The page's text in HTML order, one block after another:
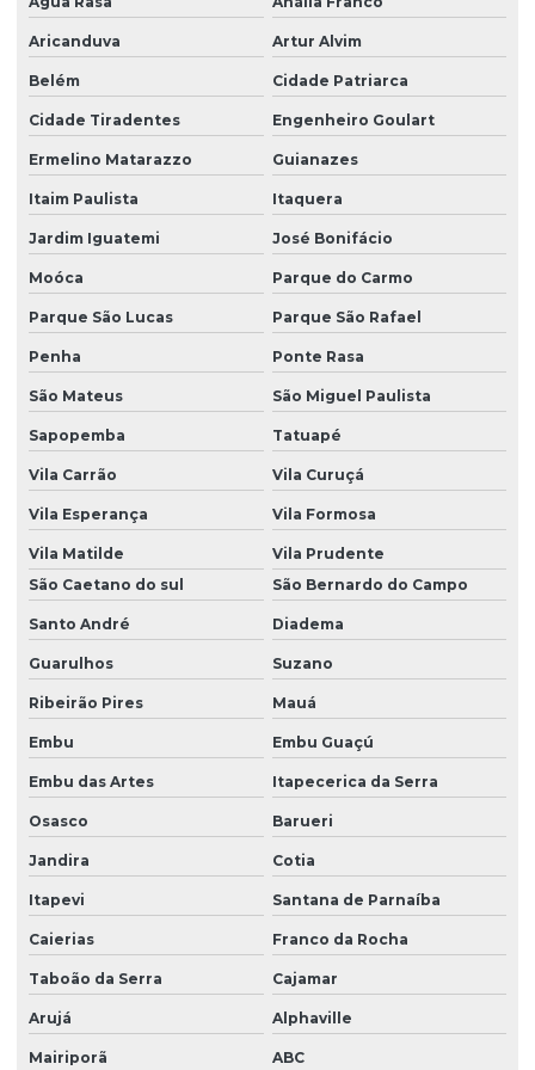
Dedetização de pulgas e carrapatos
Dedetização contra ratos
Dedetização de ratos
Dedetização em são paulo
Dedetização serviços
Dedetização de traças
Dedetizadora de aranhas
Dedetizadora de insetos
Dedetizadora de percevejos
Dedetizadora de pombos
Dedetizadora de pulgas
Dedetizadora de traças
Descupinização apartamento
Descupinização de madeira
Descupinização de móveis
Descupinização de piano
Descupinização de portas
Descupinização de solo
Descupinização em sp
Descupinização de telhado
Descupinizadora são paulo
Desinsetização e dedetização
Aricanduva Artur Alvim
Belém Cidade Patriarca
Cidade Tiradentes Engenheiro Goulart
Ermelino Matarazzo Guianazes
Itaim Paulista Itaquera
Jardim Iguatemi José Bonifácio
Moóca Parque do Carmo
Parque São Lucas Parque São Rafael
Penha Ponte Rasa
São Mateus São Miguel Paulista
Sapopemba Tatuapé
Vila Carrão Vila Curuçá
Vila Esperança Vila Formosa
Vila Matilde
Vila Prudente
São Caetano do sul
São Bernardo do Campo
Santo André Diadema
Guarulhos Suzano
Ribeirão Pires Mauá
Embu Embu Guaçú
Embu das Artes Itapecerica da Serra
Osasco Barueri
Jandira Cotia
Itapevi Santana de Parnaíba
Caierias Franco da Rocha
Taboão da Serra Cajamar
Arujá Alphaville
Mairiporã ABC